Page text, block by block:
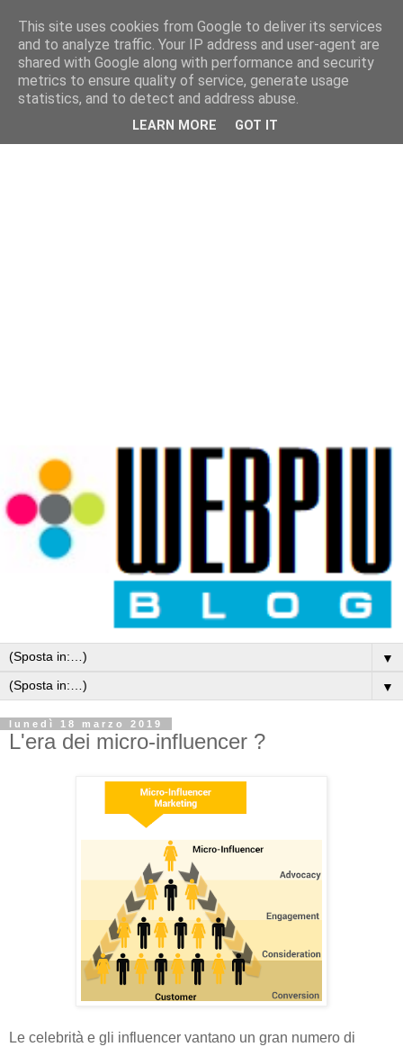
▼
▼
lunedì 18 marzo 2019
L'era dei micro-influencer ?
Le celebrità e gli influencer vantano un gran numero di
This site uses cookies from Google to deliver its services
and to analyze traffic. Your IP address and user-agent are
shared with Google along with performance and security
metrics to ensure quality of service, generate usage
statistics, and to detect and address abuse.
LEARN MORE GOT IT